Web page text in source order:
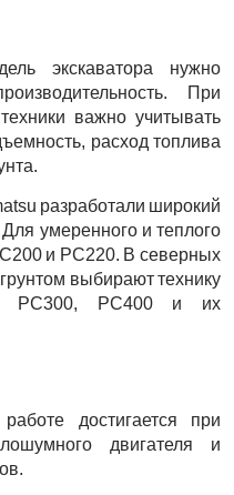
экскаватора нужно
При
важно учитывать
расход топлива
разработали широкий
умеренного и теплого
и РС220. В северных
выбирают технику
РС300, РС400 и их
достигается при
двигателя и